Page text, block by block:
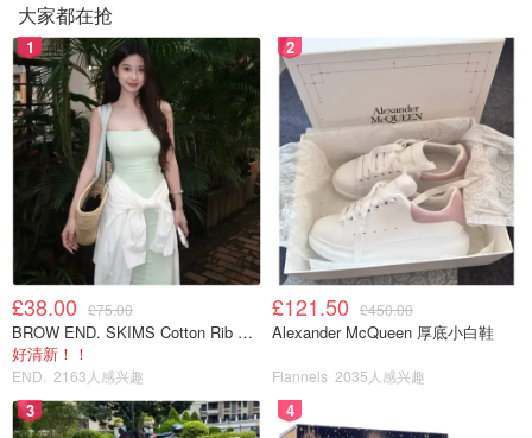
当然你也可以根据自己的喜好，在Objkts
配出你独一无二的那一套。
大家都在抢
1
£38.00 £75.00
BROW END. SKIMS Cotton Rib 长款背心连衣裙 薄荷绿
好清新！！
END. 2163人感兴趣
2
£121.50 £450.00
Alexander McQueen 厚底小白鞋
Flannels 2035人感兴趣
3 4